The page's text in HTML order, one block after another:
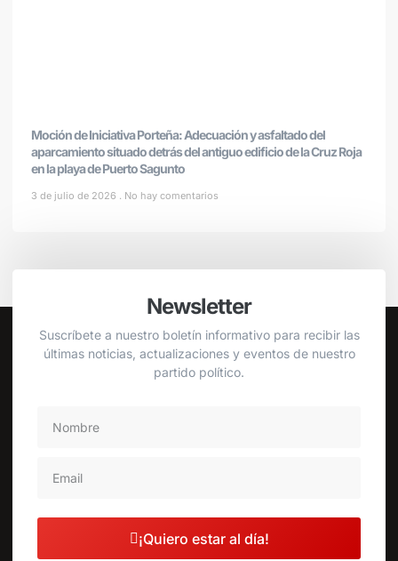
Moción de Iniciativa Porteña: Adecuación y asfaltado del
aparcamiento situado detrás del antiguo edificio de la Cruz Roja
en la playa de Puerto Sagunto
3 de julio de 2026 No hay comentarios
Newsletter
Suscríbete a nuestro boletín informativo para recibir las
últimas noticias, actualizaciones y eventos de nuestro
partido político.
¡Quiero estar al día!